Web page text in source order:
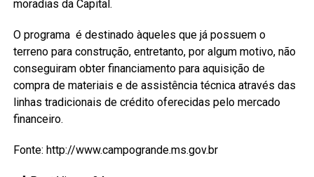
moradias da Capital.
O programa é destinado àqueles que já possuem o
terreno para construção, entretanto, por algum motivo, não
conseguiram obter financiamento para aquisição de
compra de materiais e de assistência técnica através das
linhas tradicionais de crédito oferecidas pelo mercado
financeiro.
Fonte: http://www.campogrande.ms.gov.br